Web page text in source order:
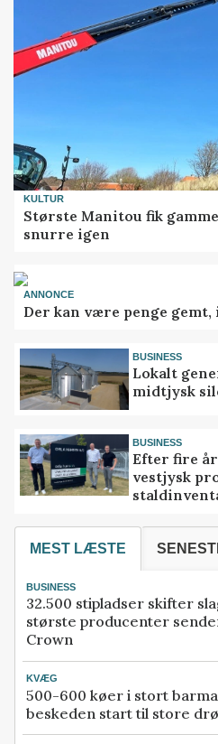
KULTUR
Største Manitou fik
snurre igen
ANNONCE
Der kan være penge
BUSINESS
Lokalt
midtjysk
BUSINESS
Efter fire
vestjysk
MEST LÆSTE
BUSINESS
32.500 stipladser skifter
største producenter
Crown
KVÆG
500-600 køer i stort
beskeden start til store